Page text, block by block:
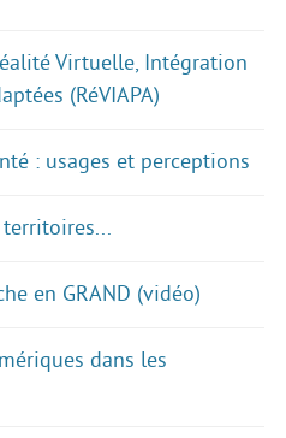
Virtuelle, Intégration
(RéVIAPA)
: usages et perceptions
territoires...
en GRAND (vidéo)
dans les